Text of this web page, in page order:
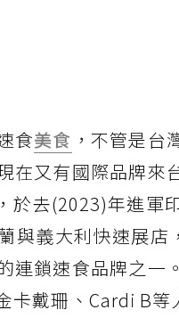
食美食 ，不管是台
在又有國際品牌來
於去(2023)年進軍
與義大利快速展
連鎖速食品牌之一
卡戴珊、Cardi B